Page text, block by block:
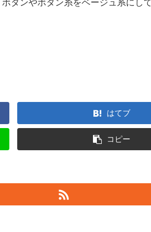
タンやボタン糸をベージュ系にし
はてブ
コピー